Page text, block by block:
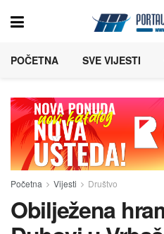
POČETNA SVE VIJESTI
Početna Vijesti Društvo
Obilježena